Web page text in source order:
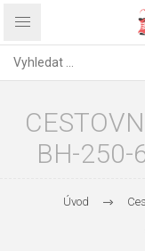
BH-250-
Úvod